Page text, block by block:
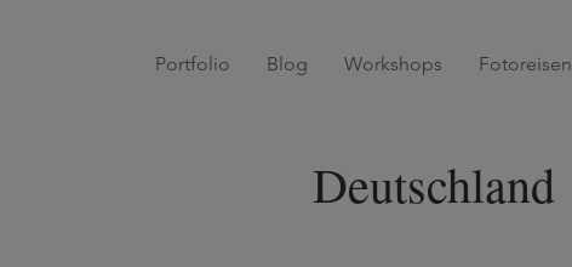
Deutschland
Portfolio Blog Workshops Fotoreisen